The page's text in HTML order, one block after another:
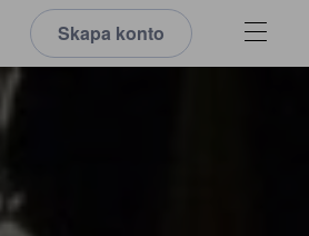
Skapa konto